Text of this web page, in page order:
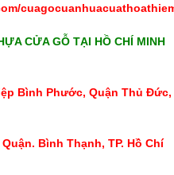
CỬA GỖ TẠI HỒ CHÍ MINH
Bình Phước, Quận Thủ Đức,
Bình Thạnh, TP. Hồ Chí